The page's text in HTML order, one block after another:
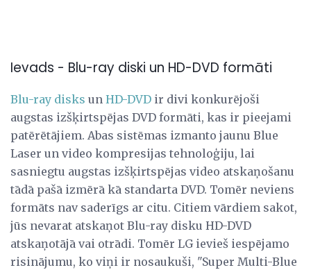
Ievads - Blu-ray diski un HD-DVD formāti
Blu-ray disks un HD-DVD ir divi konkurējoši
augstas izšķirtspējas DVD formāti, kas ir pieejami
patērētājiem. Abas sistēmas izmanto jaunu Blue
Laser un video kompresijas tehnoloģiju, lai
sasniegtu augstas izšķirtspējas video atskaņošanu
tādā pašā izmērā kā standarta DVD. Tomēr neviens
formāts nav saderīgs ar citu. Citiem vārdiem sakot,
jūs nevarat atskaņot Blu-ray disku HD-DVD
atskaņotājā vai otrādi. Tomēr LG ievieš iespējamo
risinājumu, ko viņi ir nosaukuši, "Super Multi-Blue